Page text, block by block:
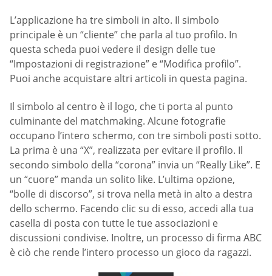
L’applicazione ha tre simboli in alto. Il simbolo
principale è un “cliente” che parla al tuo profilo. In
questa scheda puoi vedere il design delle tue
“Impostazioni di registrazione” e “Modifica profilo”.
Puoi anche acquistare altri articoli in questa pagina.
Il simbolo al centro è il logo, che ti porta al punto
culminante del matchmaking. Alcune fotografie
occupano l’intero schermo, con tre simboli posti sotto.
La prima è una “X”, realizzata per evitare il profilo. Il
secondo simbolo della “corona” invia un “Really Like”. E
un “cuore” manda un solito like. L’ultima opzione,
“bolle di discorso”, si trova nella metà in alto a destra
dello schermo. Facendo clic su di esso, accedi alla tua
casella di posta con tutte le tue associazioni e
discussioni condivise. Inoltre, un processo di firma ABC
è ciò che rende l’intero processo un gioco da ragazzi.